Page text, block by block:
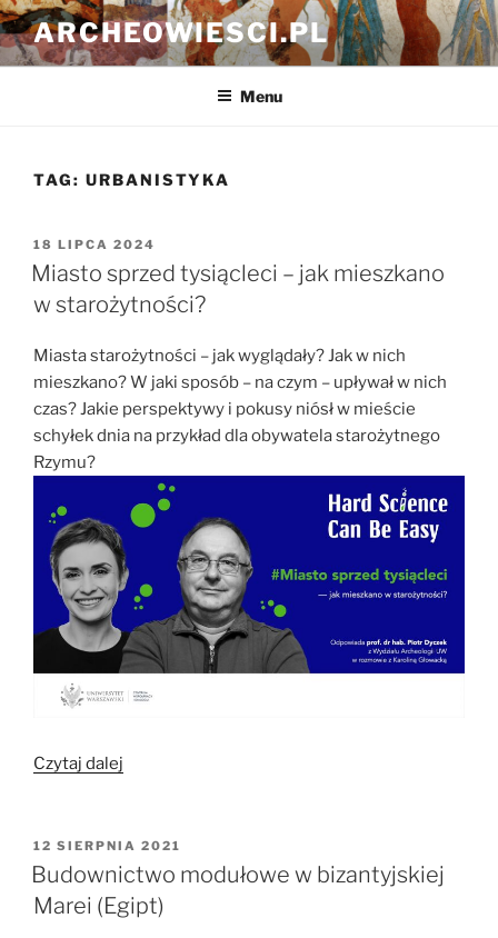
Przejdź
do
treści
ARCHEOWIESCI.PL
Menu
TAG: URBANISTYKA
OPUBLIKOWANE
W
18 LIPCA 2024
Miasto sprzed tysiącleci – jak mieszkano
w starożytności?
Miasta starożytności – jak wyglądały? Jak w nich
mieszkano? W jaki sposób – na czym – upływał w nich
czas? Jakie perspektywy i pokusy niósł w mieście
schyłek dnia na przykład dla obywatela starożytnego
Rzymu?
Czytaj dalej
–
jak
mieszkano
w
OPUBLIKOWANE
W
12 SIERPNIA 2021
Budownictwo modułowe w bizantyjskiej
Marei (Egipt)